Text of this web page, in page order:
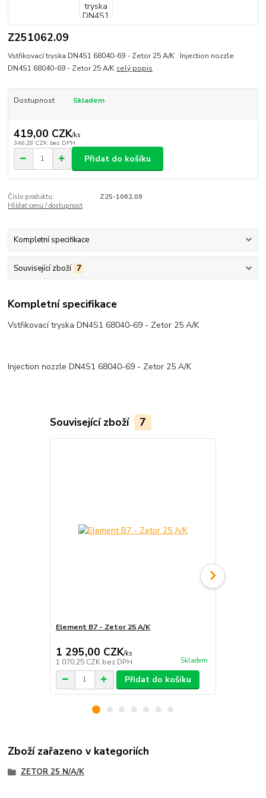
Z251062.09
Vstřikovací tryska DN4S1 68040-69 - Zetor 25 A/K Injection nozzle
DN4S1 68040-69 - Zetor 25 A/K celý popis
Dostupnost Skladem
419,00 CZK/ks
346,28 CZK bez DPH
Přidat do košíku
Číslo produktu:
Z25-1062.09
Hlídat cenu / dostupnost
Kompletní specifikace
Související zboží 7
Kompletní specifikace
Vstřikovací tryska DN4S1 68040-69 - Zetor 25 A/K
Injection nozzle DN4S1 68040-69 - Zetor 25 A/K
Související zboží 7
Element B7 - Zetor 25 A/K
1 295,00 CZK/ks
1 070,25 CZK bez DPH Skladem
Přidat do košíku
Zboží zařazeno v kategoriích
ZETOR 25 N/A/K